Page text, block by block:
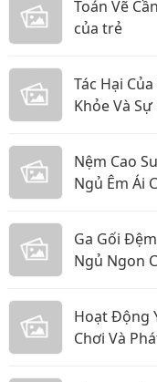
Toán Vẽ
của trẻ
Tác Hại
Khỏe Và
Nệm Cao
Ngủ Êm Ái
Ga Gối
Ngủ Ngon
Hoạt Động
Chơi Và